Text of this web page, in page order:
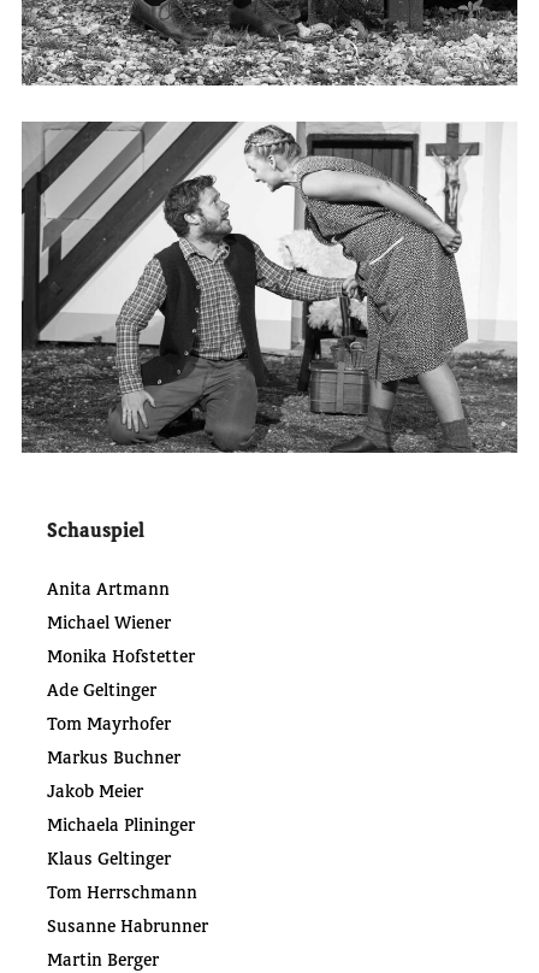
Schauspiel
Anita Artmann
Michael Wiener
Monika Hofstetter
Ade Geltinger
Tom Mayrhofer
Markus Buchner
Jakob Meier
Michaela Plininger
Klaus Geltinger
Tom Herrschmann
Susanne Habrunner
Martin Berger